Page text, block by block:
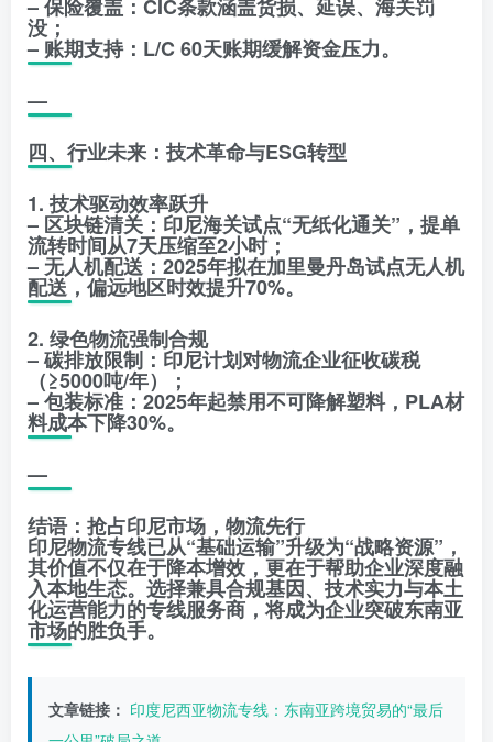
– 保险覆盖：CIC条款涵盖货损、延误、海关罚
没；
– 账期支持：L/C 60天账期缓解资金压力。
—
四、行业未来：技术革命与ESG转型
1. 技术驱动效率跃升
– 区块链清关：印尼海关试点“无纸化通关”，提单
流转时间从7天压缩至2小时；
– 无人机配送：2025年拟在加里曼丹岛试点无人机
配送，偏远地区时效提升70%。
2. 绿色物流强制合规
– 碳排放限制：印尼计划对物流企业征收碳税
（≥5000吨/年）；
– 包装标准：2025年起禁用不可降解塑料，PLA材
料成本下降30%。
—
结语：抢占印尼市场，物流先行
印尼物流专线已从“基础运输”升级为“战略资源”，
其价值不仅在于降本增效，更在于帮助企业深度融
入本地生态。选择兼具合规基因、技术实力与本土
化运营能力的专线服务商，将成为企业突破东南亚
市场的胜负手。
文章链接： 印度尼西亚物流专线：东南亚跨境贸易的“最后